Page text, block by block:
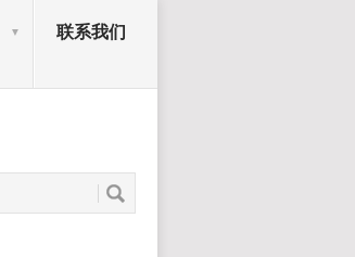
联系我们